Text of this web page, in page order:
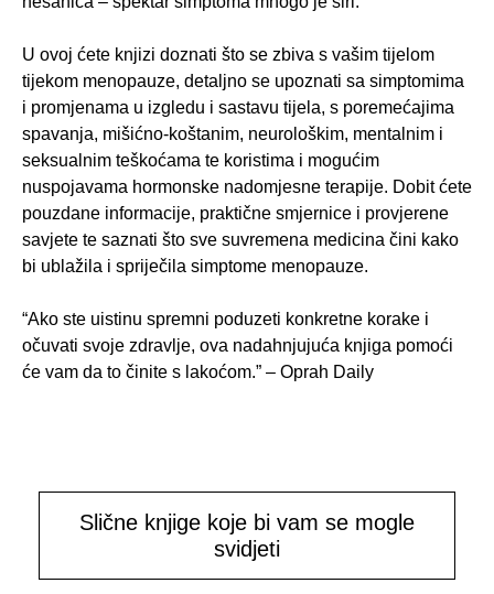
U ovoj ćete knjizi doznati što se zbiva s vašim tijelom
tijekom menopauze, detaljno se upoznati sa simptomima
i promjenama u izgledu i sastavu tije­la, s poremećajima
spavanja, mišićno-koštanim, neurološkim, mentalnim i
seksualnim teškoćama te koristima i mogućim
nuspojavama hormonske nadomjesne terapije. Dobit ćete
pouzdane informacije, praktične smjerni­ce i provjerene
savjete te saznati što sve suvremena medicina čini kako
bi ublažila i spriječila simptome menopauze.
“Ako ste uistinu spremni poduzeti konkretne korake i
očuvati svoje zdravlje, ova nadahnjujuća knjiga pomoći
će vam da to činite s lakoćom.” – Oprah Daily
Slične knjige koje bi vam se mogle
svidjeti